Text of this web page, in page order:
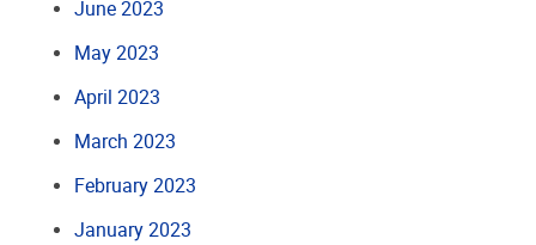
June 2023
May 2023
April 2023
March 2023
February 2023
January 2023